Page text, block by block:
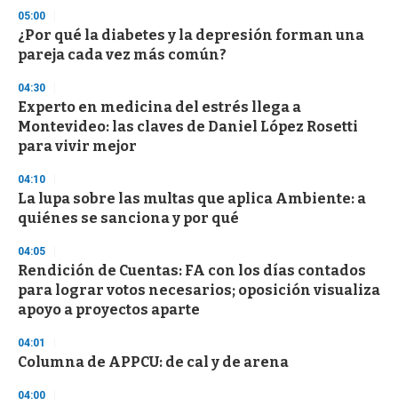
3
s
e
c
n
d
s
05:00
¿Por qué la diabetes y la depresión forman una
pareja cada vez más común?
04:30
Experto en medicina del estrés llega a
Montevideo: las claves de Daniel López Rosetti
para vivir mejor
04:10
La lupa sobre las multas que aplica Ambiente: a
quiénes se sanciona y por qué
04:05
Rendición de Cuentas: FA con los días contados
para lograr votos necesarios; oposición visualiza
apoyo a proyectos aparte
04:01
Columna de APPCU: de cal y de arena
04:00